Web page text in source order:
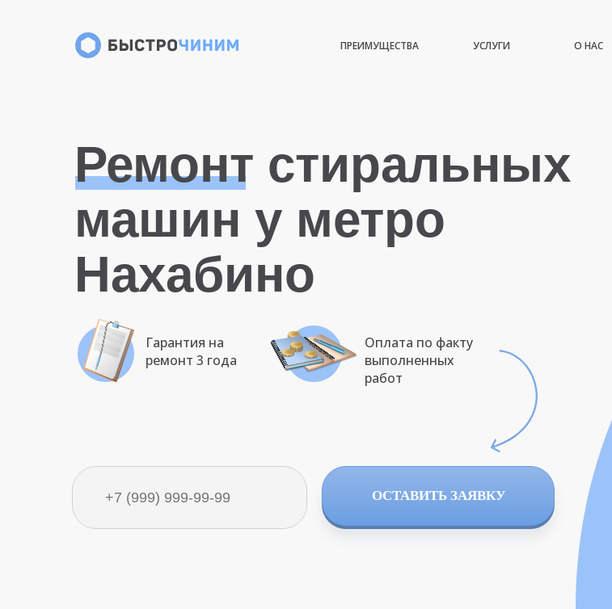
Ремонт стиральных
машин у метро
Нахабино
Гарантия на
ремонт 3 года
Оплата по факту
выполненных
работ
ОСТАВИТЬ ЗАЯВКУ
О НАС
ПРЕИМУЩЕСТВА УСЛУГИ